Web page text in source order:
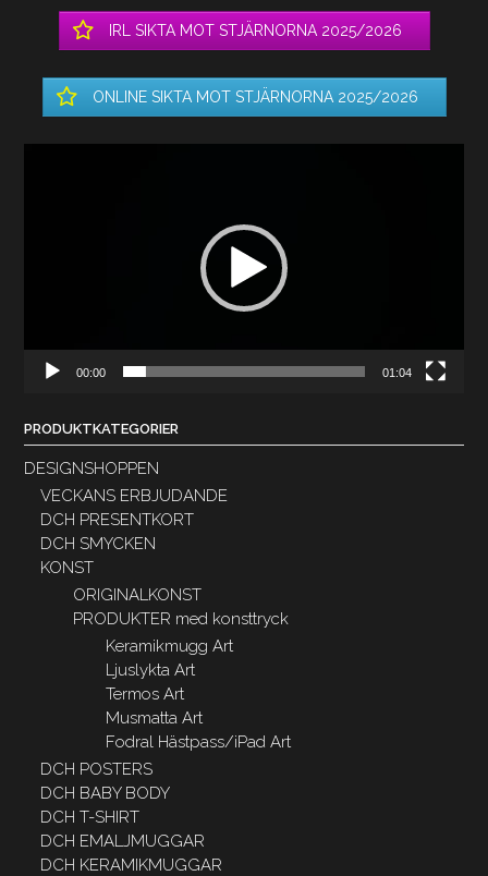
IRL SIKTA MOT STJÄRNORNA 2025/2026
ONLINE SIKTA MOT STJÄRNORNA 2025/2026
00:00 01:04
PRODUKTKATEGORIER
DESIGNSHOPPEN
VECKANS ERBJUDANDE
DCH PRESENTKORT
DCH SMYCKEN
KONST
ORIGINALKONST
PRODUKTER med konsttryck
Keramikmugg Art
Ljuslykta Art
Termos Art
Musmatta Art
Fodral Hästpass/iPad Art
DCH POSTERS
DCH BABY BODY
DCH T-SHIRT
DCH EMALJMUGGAR
DCH KERAMIKMUGGAR